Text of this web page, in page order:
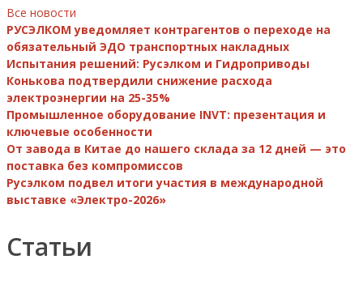
Все новости
РУСЭЛКОМ уведомляет контрагентов о переходе на
обязательный ЭДО транспортных накладных
Испытания решений: Русэлком и Гидроприводы
Конькова подтвердили снижение расхода
электроэнергии на 25-35%
Промышленное оборудование INVT: презентация и
ключевые особенности
От завода в Китае до нашего склада за 12 дней — это
поставка без компромиссов
Русэлком подвел итоги участия в международной
выставке «Электро-2026»
Статьи